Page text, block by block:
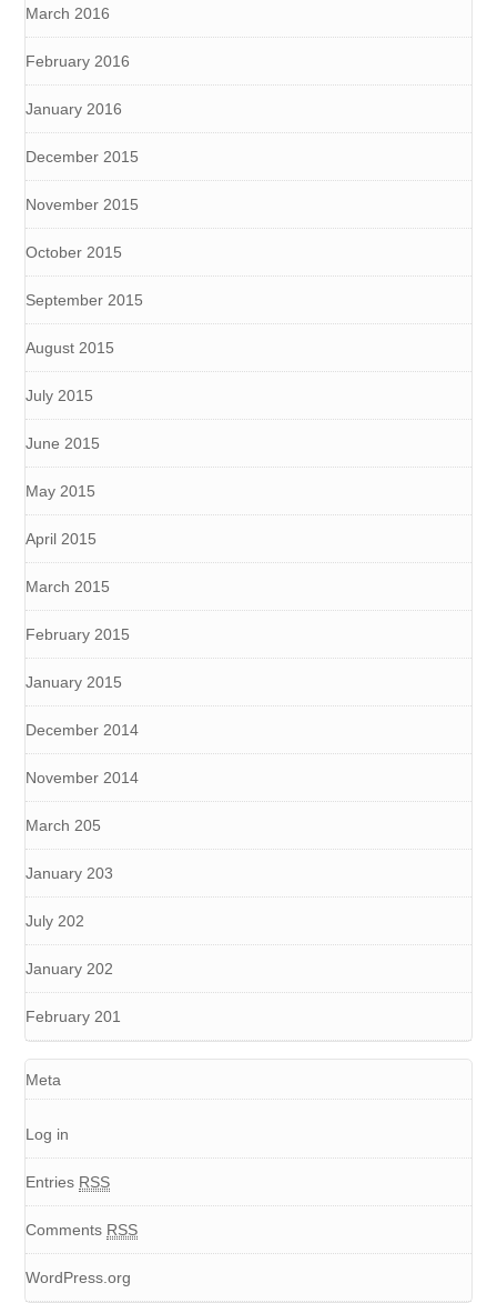
March 2016
February 2016
January 2016
December 2015
November 2015
October 2015
September 2015
August 2015
July 2015
June 2015
May 2015
April 2015
March 2015
February 2015
January 2015
December 2014
November 2014
March 205
January 203
July 202
January 202
February 201
Meta
Log in
Entries RSS
Comments RSS
WordPress.org